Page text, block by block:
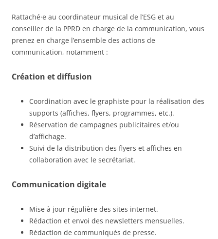
Rattaché·e au coordinateur musical de l’ESG et au
conseiller de la PPRD en charge de la communication, vous
prenez en charge l’ensemble des actions de
communication, notamment :
Création et diffusion
Coordination avec le graphiste pour la réalisation des
supports (affiches, flyers, programmes, etc.).
Réservation de campagnes publicitaires et/ou
d’affichage.
Suivi de la distribution des flyers et affiches en
collaboration avec le secrétariat.
Communication digitale
Mise à jour régulière des sites internet.
Rédaction et envoi des newsletters mensuelles.
Rédaction de communiqués de presse.